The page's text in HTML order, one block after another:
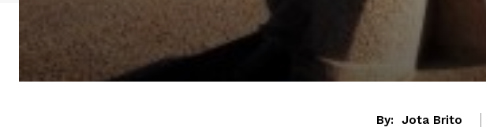
By: Jota Brito